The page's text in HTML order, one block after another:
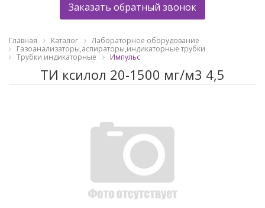
Заказать обратный звонок
Главная Каталог
Лабораторное оборудование
Газоанализаторы,аспираторы,индикаторные трубки
Трубки индикаторные
Импульс
ТИ ксилол 20-1500 мг/м3 4,5